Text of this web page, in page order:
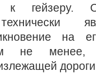
к гейзеру.
на
не менее,